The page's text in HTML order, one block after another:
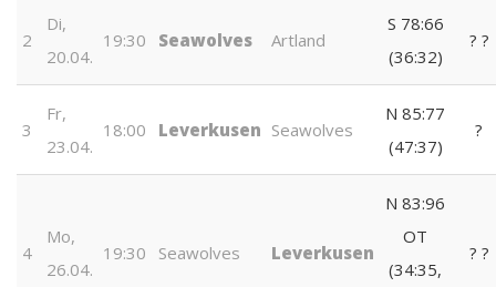
2
Di,
20.04.
19:30 Seawolves Artland
S 78:66
(36:32)
? ?️
3
Fr,
23.04.
18:00 Leverkusen Seawolves
N 85:77
(47:37)
?
4
Mo,
26.04.
19:30 Seawolves Leverkusen
N 83:96
OT
(34:35,
? ?️